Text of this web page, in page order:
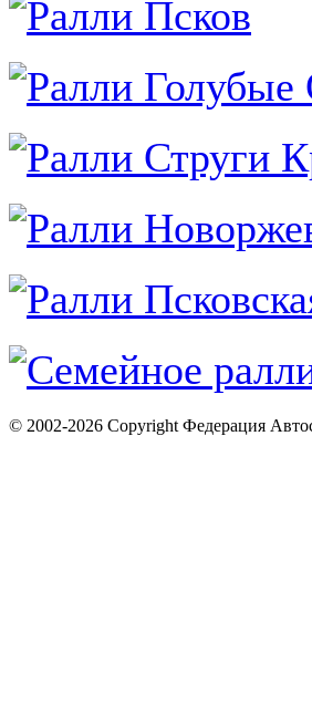
© 2002-2026 Copyright Федерация